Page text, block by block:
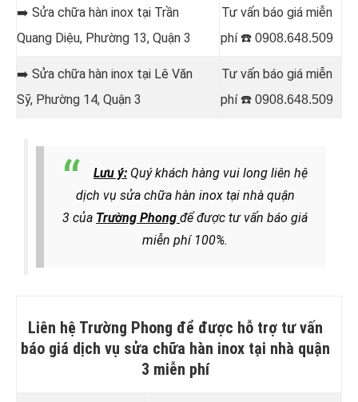
➡️ Sửa chữa hàn inox tại Trần
Quang Diệu, Phường 13, Quận 3
Tư vấn báo giá miễn
phí ☎️ 0908.648.509
➡️ Sửa chữa hàn inox tại Lê Văn
Sỹ, Phường 14, Quận 3
Tư vấn báo giá miễn
phí ☎️ 0908.648.509
Lưu ý: Quý khách hàng vui long liên hệ
dịch vụ sửa chữa hàn inox tại nhà quận
3 của Trường Phong để được tư vấn báo giá
miễn phí 100%.
Liên hệ Trường Phong để được hỗ trợ tư vấn
báo giá dịch vụ sửa chữa hàn inox tại nhà quận
3 miễn phí